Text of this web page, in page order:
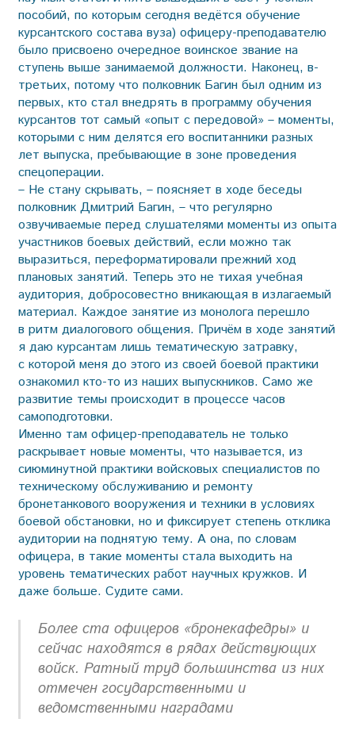
пособий, по которым сегодня ведётся обучение
курсантского состава вуза) офицеру-преподавателю
было присвоено очередное воинское звание на
ступень выше занимаемой должности. Наконец, в-
третьих, потому что полковник Багин был одним из
первых, кто стал внедрять в программу обучения
курсантов тот самый «опыт с передовой» – моменты,
которыми с ним делятся его воспитанники разных
лет выпуска, пребывающие в зоне проведения
спецоперации.
– Не стану скрывать, – поясняет в ходе беседы
полковник Дмитрий Багин, – что регулярно
озвучиваемые перед слушателями моменты из опыта
участников боевых действий, если можно так
выразиться, переформатировали прежний ход
плановых занятий. Теперь это не тихая учебная
аудитория, добросовестно вникающая в излагаемый
материал. Каждое занятие из монолога перешло
в ритм диалогового общения. Причём в ходе занятий
я даю курсантам лишь тематическую затравку,
с которой меня до этого из своей боевой практики
ознакомил кто-то из наших выпускников. Само же
развитие темы происходит в процессе часов
самоподготовки.
Именно там офицер-преподаватель не только
раскрывает новые моменты, что называется, из
сиюминутной практики войсковых специалистов по
техническому обслуживанию и ремонту
бронетанкового вооружения и техники в условиях
боевой обстановки, но и фиксирует степень отклика
аудитории на поднятую тему. А она, по словам
офицера, в такие моменты стала выходить на
уровень тематических работ научных кружков. И
даже больше. Судите сами.
Более ста офицеров «бронекафедры» и
сейчас находятся в рядах действующих
войск. Ратный труд большинства из них
отмечен государственными и
ведомственными наградами